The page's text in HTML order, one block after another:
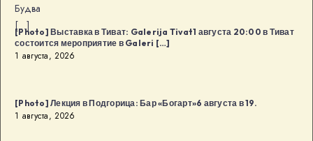
Будва
[…]
[Photo] Выставка в Тиват: Galerija Tivat1 августа 20:00 в Тиват
состоится мероприятие в Galeri […]
1 августа, 2026
[Photo] Лекция в Подгорица: Бар «Богарт»6 августа в 19.
1 августа, 2026